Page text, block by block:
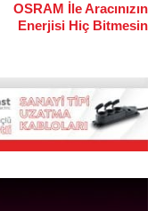
OSRAM İle Aracınızın
Enerjisi Hiç Bitmesin